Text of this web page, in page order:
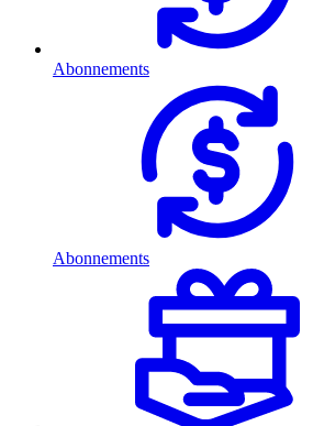
Abonnements
Abonnements